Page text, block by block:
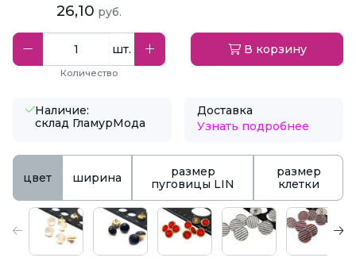
26,10 руб.
шт.
Количество
В корзину
Наличие:
склад ГламурМода
Доставка
Узнать подробнее
цвет ширина
размер
пуговицы LIN
размер
клетки